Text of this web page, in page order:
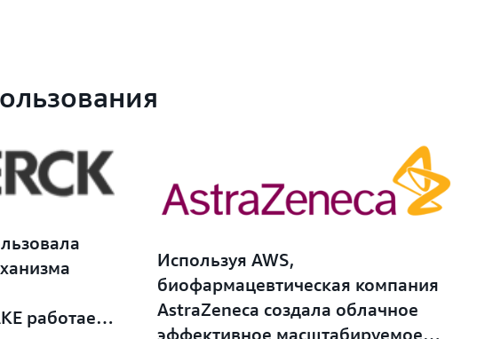
работает
Используя AWS,
биофармацевтическая компания
AstraZeneca создала облачное
эффективное масштабируемое